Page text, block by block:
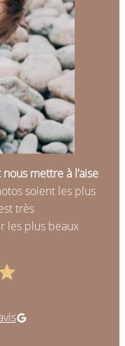
mettre à l’aise
soient les plus
très
les plus beaux
Adrienn Hervé Photographie sur Google